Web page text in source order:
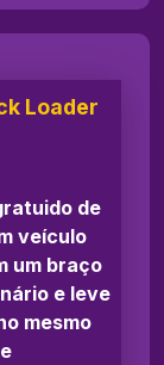
Loader
de
veículo
um braço
e leve
mesmo